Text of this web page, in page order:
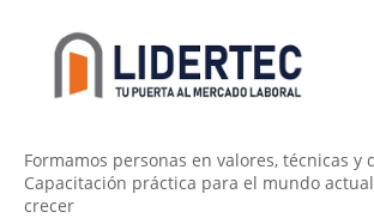
Formamos personas en valores, técnicas y
Capacitación práctica para el mundo
crecer